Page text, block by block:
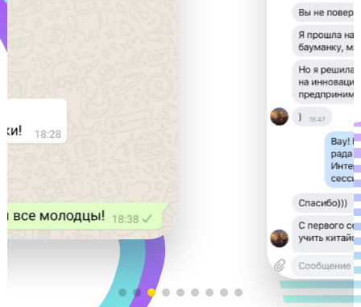
Видеоуроками от «Годографа»
пользуются крупнейшие сайты